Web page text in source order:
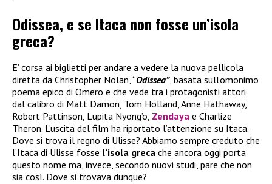
Odissea, e se Itaca non fosse un’isola
greca?
E’ corsa ai biglietti per andare a vedere la nuova pellicola
diretta da Christopher Nolan, “Odissea”, basata sull’omonimo
poema epico di Omero e che vede tra i protagonisti attori
dal calibro di Matt Damon, Tom Holland, Anne Hathaway,
Robert Pattinson, Lupita Nyong’o, Zendaya e Charlize
Theron. L’uscita del film ha riportato l’attenzione su Itaca.
Dove si trova il regno di Ulisse? Abbiamo sempre creduto che
l’Itaca di Ulisse fosse l’isola greca che ancora oggi porta
questo nome ma, invece, secondo nuovi studi, pare che non
sia così. Dove si trovava dunque?